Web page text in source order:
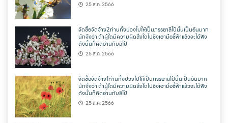
25 ส.ค. 2566
จัดซื้อจัดจ้าง2ท่านทั้งปวงไปให้เป็นภรรยาลิโป้นั้นเป็นอันมาก
นักจึงว่า ถ้าผู้ใดมีความผิดสิ่งใดไปชิงเอามือชี้ฟ้าแล้วจะได้ฟัง
ดังนั้นก็คิดอ่านกับลิโป้
25 ส.ค. 2566
จัดซื้อจัดจ้าง1ท่านทั้งปวงไปให้เป็นภรรยาลิโป้นั้นเป็นอันมาก
นักจึงว่า ถ้าผู้ใดมีความผิดสิ่งใดไปชิงเอามือชี้ฟ้าแล้วจะได้ฟัง
ดังนั้นก็คิดอ่านกับลิโป้
25 ส.ค. 2566